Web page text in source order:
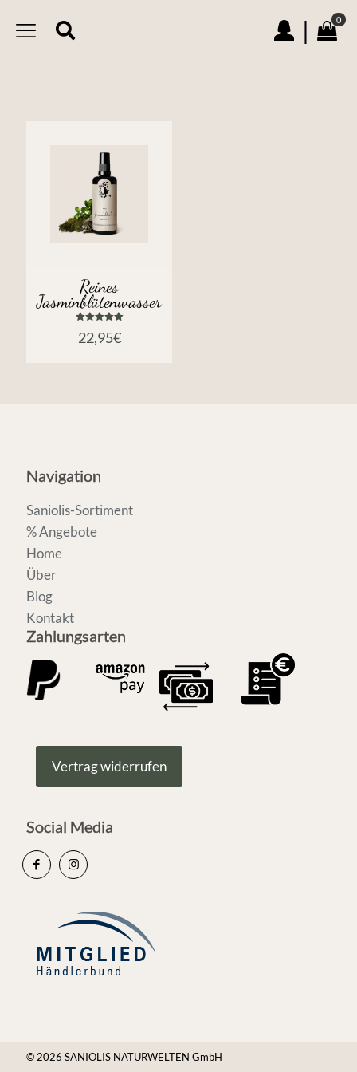
| 0
Reines
Jasminblütenwasser
mit
5.00
22,95€
Navigation
Saniolis-Sortiment
% Angebote
Home
Über
Blog
Kontakt
Zahlungsarten
Vertrag widerrufen
Social Media
© 2026 SANIOLIS NATURWELTEN GmbH